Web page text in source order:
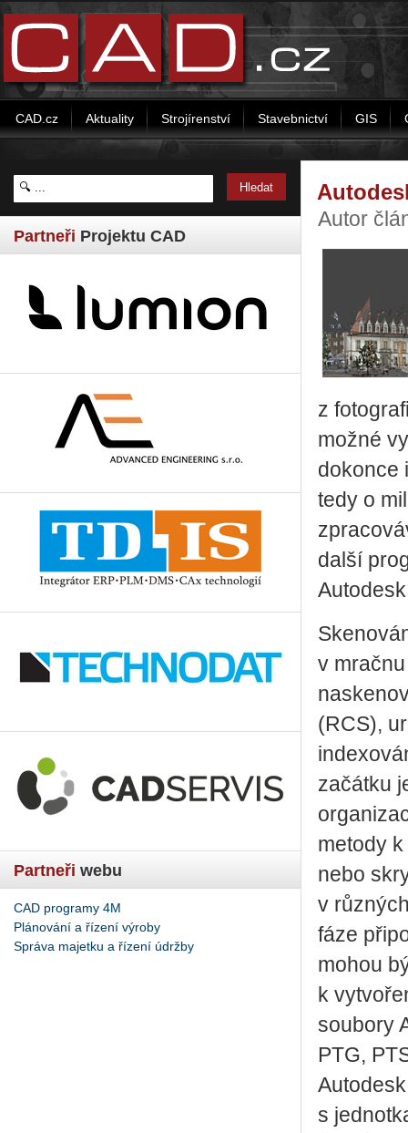
CAD.cz Aktuality Strojírenství Stavebnictví GIS
Partneři Projektu CAD
Partneři webu
CAD programy 4M
Plánování a řízení výroby
Správa majetku a řízení údržby
Autor
z
možné
dokonce
tedy o
další
v
(RCS),
začátku
metody
nebo
v
fáze
mohou
k
soubory
PTG,
s